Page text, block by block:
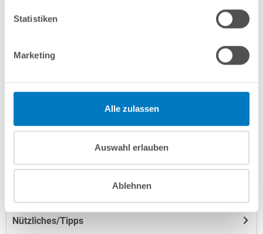
Statistiken
Marketing
Alle zulassen
Auswahl erlauben
Ablehnen
Anfrageformular
Produktbeschreibung
Anleitungen/Datenblätter
Hinweise zum Versand / zur Lagerung
Nützliches/Tipps